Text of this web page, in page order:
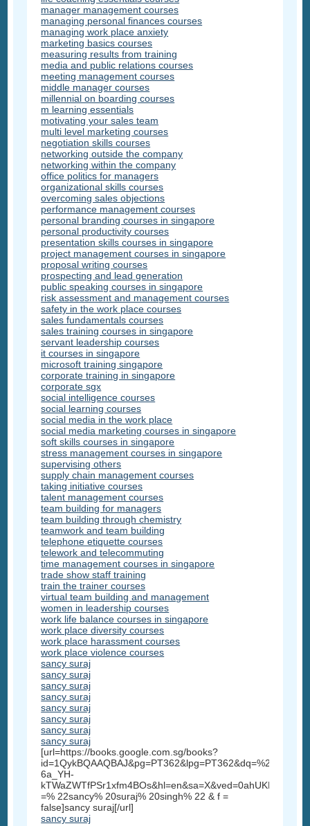
manager management courses
managing personal finances courses
managing work place anxiety
marketing basics courses
measuring results from training
media and public relations courses
meeting management courses
middle manager courses
millennial on boarding courses
m learning essentials
motivating your sales team
multi level marketing courses
negotiation skills courses
networking outside the company
networking within the company
office politics for managers
organizational skills courses
overcoming sales objections
performance management courses
personal branding courses in singapore
personal productivity courses
presentation skills courses in singapore
project management courses in singapore
proposal writing courses
prospecting and lead generation
public speaking courses in singapore
risk assessment and management courses
safety in the work place courses
sales fundamentals courses
sales training courses in singapore
servant leadership courses
it courses in singapore
microsoft training singapore
corporate training in singapore
corporate sgx
social intelligence courses
social learning courses
social media in the work place
social media marketing courses in singapore
soft skills courses in singapore
stress management courses in singapore
supervising others
supply chain management courses
taking initiative courses
talent management courses
team building for managers
team building through chemistry
teamwork and team building
telephone etiquette courses
telework and telecommuting
time management courses in singapore
trade show staff training
train the trainer courses
virtual team building and management
women in leadership courses
work life balance courses in singapore
work place diversity courses
work place harassment courses
work place violence courses
sancy suraj
sancy suraj
sancy suraj
sancy suraj
sancy suraj
sancy suraj
sancy suraj
sancy suraj
[url=https://books.google.com.sg/books?
6a_YH-
=% 22sancy% 20suraj% 20singh% 22 & f =
false]sancy suraj[/url]
sancy suraj